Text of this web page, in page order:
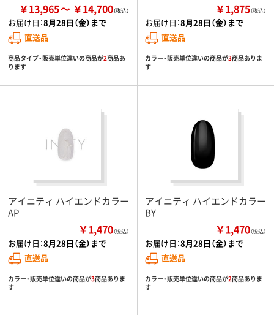
￥13,965 ￥14,700
お届け日：8月28日（金）まで
直送品
商品タイプ・販売単位違いの商品が2商品あ
ります
￥1,875（税込）
お届け日：8月28日（金）まで
直送品
カラー・販売単位違いの商品が3商品ありま
す
アイニティ ハイエンドカラー
AP
￥1,470（税込）
お届け日：8月28日（金）まで
直送品
カラー・販売単位違いの商品が3商品ありま
す
アイニティ ハイエンドカラー
BY
￥1,470（税込）
お届け日：8月28日（金）まで
直送品
カラー・販売単位違いの商品が2商品ありま
す